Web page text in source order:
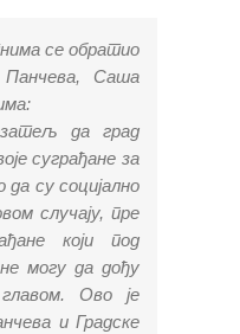
се обратио
Панчева, Саша
да град
суграђане за
су социјално
случају, пре
који под
могу да дођу
Ово је
и Градске